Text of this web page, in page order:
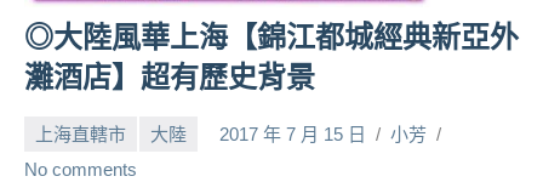
賓、
News
金
節
◎大陸風華上海【錦江都城經典新亞外
灘酒店】超有歷史背景
上海直轄市 大陸 2017 年 7 月 15 日
小芳
No comments